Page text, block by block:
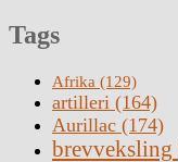
Tags
Afrika (129)
artilleri (164)
Aurillac (174)
brevveksling